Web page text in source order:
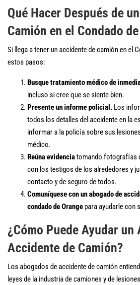
Qué Hacer Después de
Camión en el Condado
Si llega a tener un accidente de camión en el
estos pasos:
Busque tratamiento médico de
incluso si cree que se siente bien.
Presente un informe policial. Los
todos los detalles del accidente en la
informar a la policía sobre sus
médico.
Reúna evidenciatomando fotografías
con los testigos de los alrededores y
contacto y de seguro de todos.
Comuníquese con un abogado de
condado de Orange para ayudarle con
¿Cómo Puede Ayudar un
Accidente de Camión?
Los abogados de accidente de camión
leyes de la industria de camiones y de